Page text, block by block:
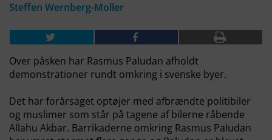
Steffen Wernberg-Moller
Over påsken har Rasmus Paludan afholdt
demonstrationer rundt omkring i svenske byer.
Det har forårsaget optøjer med afbrændte politibiler
og muslimer som står på tagene af bilerne råbende
Allahu Akbar. Barrikaderne omkring Rasmus Paludan